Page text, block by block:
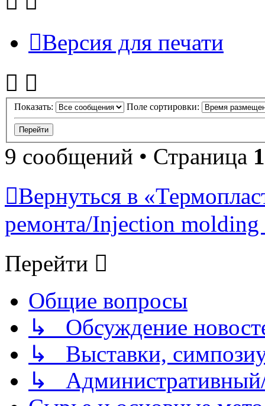
Версия для печати
Показать: Поле сортировки:
9 сообщений • Страница 1
Вернуться в
ремонта/Injection molding
Перейти
Общие вопросы
↳ Обсуждение
↳ Выставки,
↳